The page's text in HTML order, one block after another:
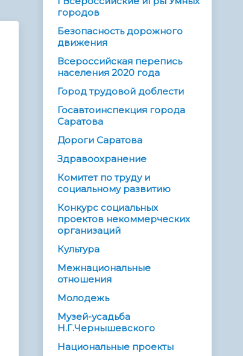
городов
Безопасность дорожного
движения
Всероссийская перепись
населения 2020 года
Город трудовой доблести
Госавтоинспекция города
Саратова
Дороги Саратова
Здравоохранение
Комитет по труду и
социальному развитию
Конкурс социальных
проектов некоммерческих
организаций
Культура
Межнациональные
отношения
Молодежь
Музей-усадьба
Н.Г.Чернышевского
Национальные проекты